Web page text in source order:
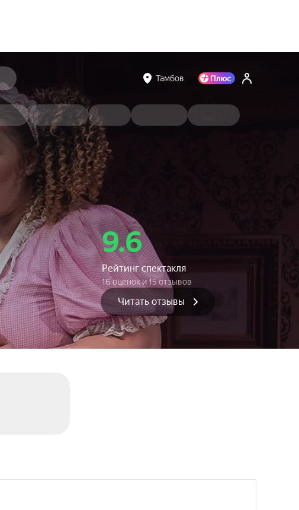
Тамбов
9.6
Рейтинг спектакля
16 оценоки 15 отзывов
Читать отзывы